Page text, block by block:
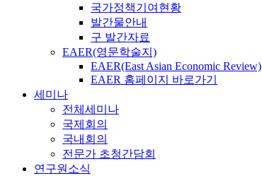
국가정책기여현황
발간물안내
구 발간자료
EAER(영문학술지)
EAER(East Asian Economic Review)
EAER 홈페이지 바로가기
세미나
전체세미나
국제회의
국내회의
전문가 초청간담회
연구원소식